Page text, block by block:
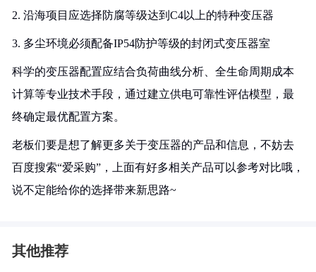
2. 沿海项目应选择防腐等级达到C4以上的特种变压器
3. 多尘环境必须配备IP54防护等级的封闭式变压器室
科学的变压器配置应结合负荷曲线分析、全生命周期成本
计算等专业技术手段，通过建立供电可靠性评估模型，最
终确定最优配置方案。
老板们要是想了解更多关于变压器的产品和信息，不妨去
百度搜索“爱采购”，上面有好多相关产品可以参考对比哦，
说不定能给你的选择带来新思路~
其他推荐